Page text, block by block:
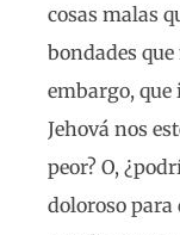
cosas malas
bondades
embargo, que
Jehová nos
peor? O,
doloroso